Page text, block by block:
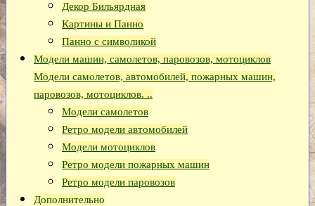
Декор Бильярдная
Картины и Панно
Панно с символикой
Модели машин, самолетов, паровозов, мотоциклов
Модели самолетов, автомобилей, пожарных машин,
паровозов, мотоциклов. ..
Модели самолетов
Ретро модели автомобилей
Модели мотоциклов
Ретро модели пожарных машин
Ретро модели паровозов
Дополнительно